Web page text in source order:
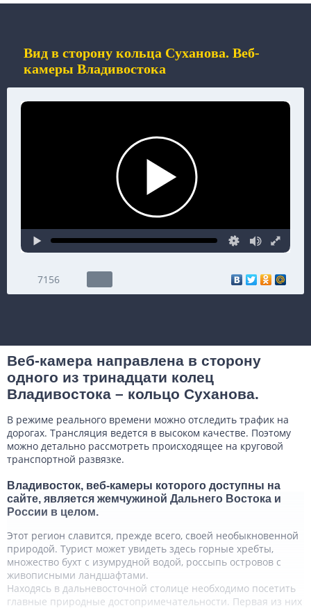
Вид в сторону кольца Суханова. Веб-
камеры Владивостока
7156
Веб-камера направлена в сторону
одного из тринадцати колец
Владивостока – кольцо Суханова.
В режиме реального времени можно отследить трафик на
дорогах. Трансляция ведется в высоком качестве. Поэтому
можно детально рассмотреть происходящее на круговой
транспортной развязке.
Владивосток, веб-камеры которого доступны на
сайте, является жемчужиной Дальнего Востока и
России в целом.
Этот регион славится, прежде всего, своей необыкновенной
природой. Турист может увидеть здесь горные хребты,
множество бухт с изумрудной водой, россыпь островов с
живописными ландшафтами.
Находясь в дальневосточной столице необходимо посетить
главные природные достопримечательности. Первая из них